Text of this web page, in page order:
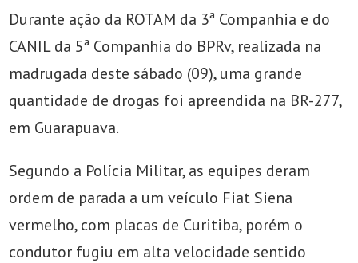
Durante ação da ROTAM da 3ª Companhia e do
CANIL da 5ª Companhia do BPRv, realizada na
madrugada deste sábado (09), uma grande
quantidade de drogas foi apreendida na BR-277,
em Guarapuava.
Segundo a Polícia Militar, as equipes deram
ordem de parada a um veículo Fiat Siena
vermelho, com placas de Curitiba, porém o
condutor fugiu em alta velocidade sentido